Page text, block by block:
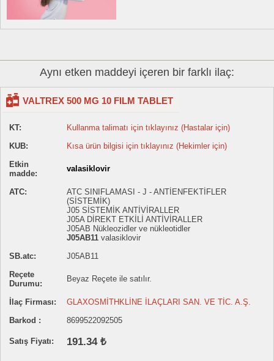
Aynı etken maddeyi içeren bir farklı ilaç:
VALTREX 500 MG 10 FILM TABLET
KT:
Kullanma talimatı için tıklayınız (Hastalar için)
KUB:
Kısa ürün bilgisi için tıklayınız (Hekimler için)
Etkin
madde:
valasiklovir
ATC:
ATC SINIFLAMASI - J - ANTİENFEKTİFLER
(SİSTEMİK)
J05 SİSTEMİK ANTİVİRALLER
J05A DİREKT ETKİLİ ANTİVİRALLER
J05AB Nükleozidler ve nükleotidler
J05AB11 valasiklovir
SB.atc:
J05AB11
Reçete
Durumu:
Beyaz Reçete ile satılır.
İlaç Firması:
GLAXOSMİTHKLİNE İLAÇLARI SAN. VE TİC. A.Ş.
Barkod :
8699522092505
Satış Fiyatı: 191.34 ₺